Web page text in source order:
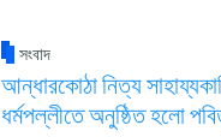
সংবাদ
আন্ধারকোঠা নিত্য
ধর্মপল্লীতে অনুষ্ঠিত হলো